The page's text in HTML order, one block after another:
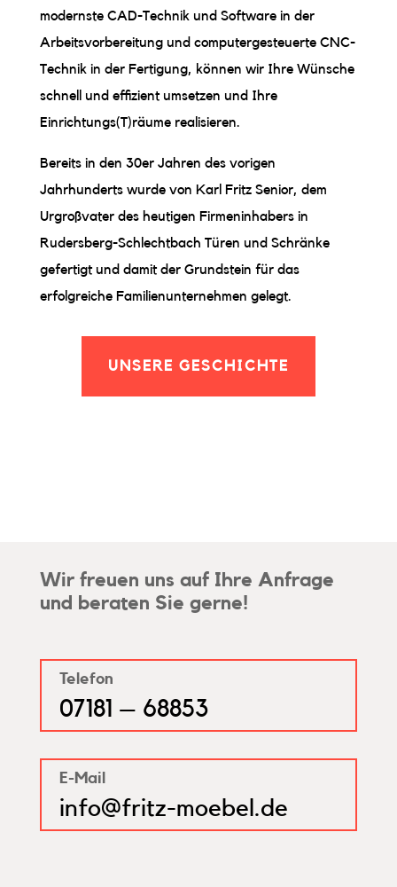
modernste CAD-Technik und Software in der
Arbeitsvorbereitung und computergesteuerte CNC-
Technik in der Fertigung, können wir Ihre Wünsche
schnell und effizient umsetzen und Ihre
Einrichtungs(T)räume realisieren.
Bereits in den 30er Jahren des vorigen
Jahrhunderts wurde von Karl Fritz Senior, dem
Urgroßvater des heutigen Firmeninhabers in
Rudersberg-Schlechtbach Türen und Schränke
gefertigt und damit der Grundstein für das
erfolgreiche Familienunternehmen gelegt.
UNSERE GESCHICHTE
Wir freuen uns auf Ihre Anfrage
und beraten Sie gerne!
Telefon
07181 – 68853
E-Mail
info@fritz-moebel.de